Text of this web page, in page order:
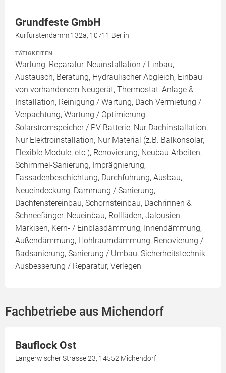
Grundfeste GmbH
Kurfürstendamm 132a, 10711 Berlin
TÄTIGKEITEN
Wartung, Reparatur, Neuinstallation / Einbau,
Austausch, Beratung, Hydraulischer Abgleich, Einbau
von vorhandenem Neugerät, Thermostat, Anlage &
Installation, Reinigung / Wartung, Dach Vermietung /
Verpachtung, Wartung / Optimierung,
Solarstromspeicher / PV Batterie, Nur Dachinstallation,
Nur Elektroinstallation, Nur Material (z.B. Balkonsolar,
Flexible Module, etc.), Renovierung, Neubau Arbeiten,
Schimmel-Sanierung, Imprägnierung,
Fassadenbeschichtung, Durchführung, Ausbau,
Neueindeckung, Dämmung / Sanierung,
Dachfenstereinbau, Schornsteinbau, Dachrinnen &
Schneefänger, Neueinbau, Rollläden, Jalousien,
Markisen, Kern- / Einblasdämmung, Innendämmung,
Außendämmung, Hohlraumdämmung, Renovierung /
Badsanierung, Sanierung / Umbau, Sicherheitstechnik,
Ausbesserung / Reparatur, Verlegen
Fachbetriebe aus Michendorf
Bauflock Ost
Langerwischer Strasse 23, 14552 Michendorf